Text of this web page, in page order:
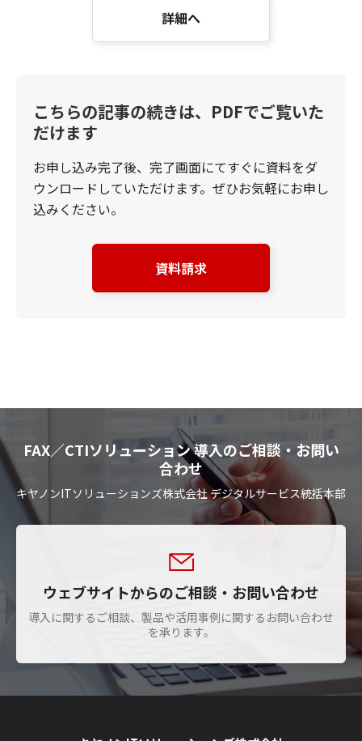
詳細へ
こちらの記事の続きは、PDFでご覧いた
だけます
お申し込み完了後、完了画面にてすぐに資料をダ
ウンロードしていただけます。ぜひお気軽にお申し
込みください。
資料請求
FAX／CTIソリューション 導入のご相談・お問い
合わせ
キヤノンITソリューションズ株式会社 デジタルサービス統括本部
ウェブサイトからのご相談・お問い合わせ
導入に関するご相談、製品や活用事例に関するお問い合わせ
を承ります。